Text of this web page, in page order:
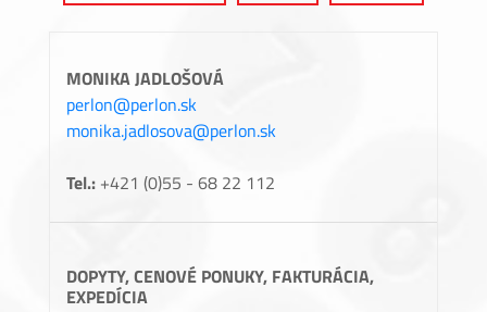
MONIKA JADLOŠOVÁ
perlon@perlon.sk
monika.jadlosova@perlon.sk
Tel.: +421 (0)55 - 68 22 112
DOPYTY, CENOVÉ PONUKY, FAKTURÁCIA,
EXPEDÍCIA